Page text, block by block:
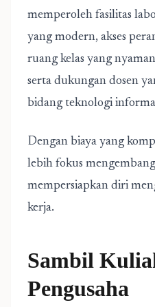
memperoleh fasilitas
yang modern, akses
ruang kelas yang
serta dukungan dosen
bidang teknologi
Dengan biaya yang
lebih fokus
mempersiapkan diri
kerja.
Sambil
Pengusaha